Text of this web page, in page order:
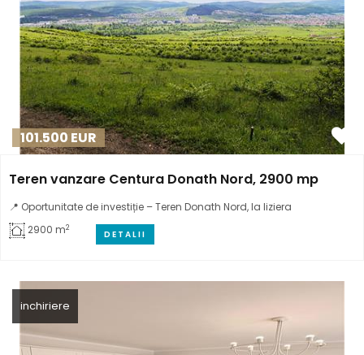
101.500 EUR
Teren vanzare Centura Donath Nord, 2900 mp
📍 Oportunitate de investiție – Teren Donath Nord, la liziera
2900 m2
DETALII
inchiriere